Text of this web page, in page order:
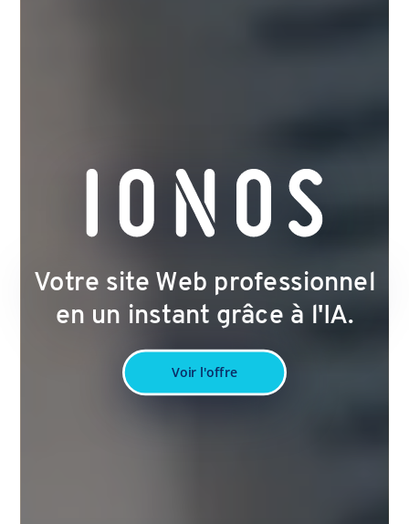
Votre site Web professionnel
en un instant grâce à l'IA.
Voir l'offre